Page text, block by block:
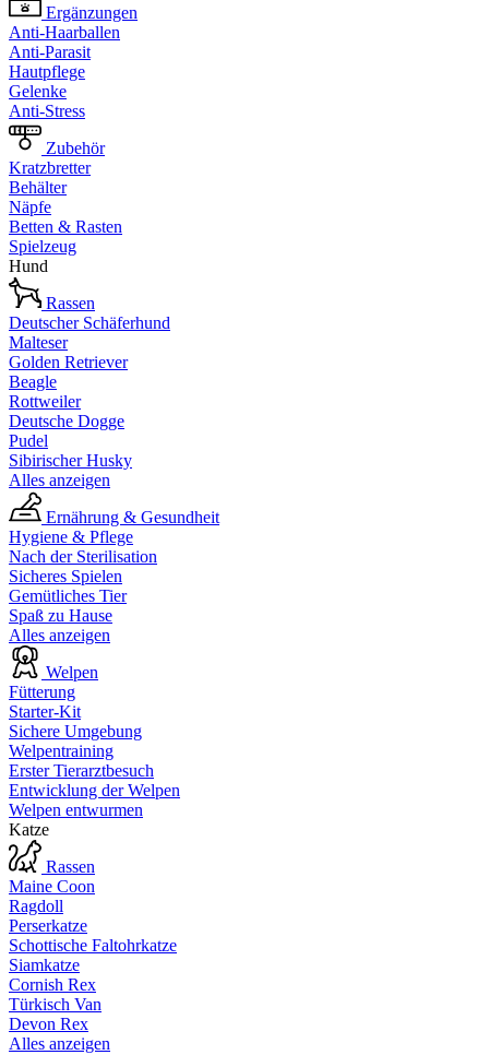
Ergänzungen
Anti-Haarballen
Anti-Parasit
Hautpflege
Gelenke
Anti-Stress
Zubehör
Kratzbretter
Behälter
Näpfe
Betten & Rasten
Spielzeug
Hund
Rassen
Deutscher Schäferhund
Malteser
Golden Retriever
Beagle
Rottweiler
Deutsche Dogge
Pudel
Sibirischer Husky
Alles anzeigen
Ernährung & Gesundheit
Hygiene & Pflege
Nach der Sterilisation
Sicheres Spielen
Gemütliches Tier
Spaß zu Hause
Alles anzeigen
Welpen
Fütterung
Starter-Kit
Sichere Umgebung
Welpentraining
Erster Tierarztbesuch
Entwicklung der Welpen
Welpen entwurmen
Katze
Rassen
Maine Coon
Ragdoll
Perserkatze
Schottische Faltohrkatze
Siamkatze
Cornish Rex
Türkisch Van
Devon Rex
Alles anzeigen